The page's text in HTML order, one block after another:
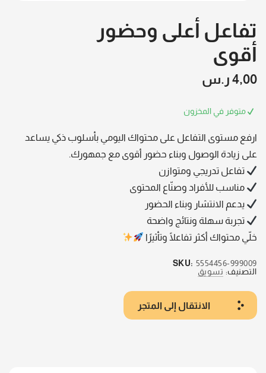
تفاعل أعلى وحضور
أقوى
4,00 ر.س
متوفر في المخزون
ارفع مستوى التفاعل على محتواك اليومي بأسلوب ذكي يساعد
على زيادة الوصول وبناء حضور أقوى مع جمهورك.
تفاعل تدريجي ومتوازن
مناسب للأفراد وصنّاع المحتوى
يدعم الانتشار وبناء الحضور
تجربة سهلة ونتائج واضحة
خلّي محتواك أكثر تفاعلًا وتأثيرًا
SKU: 5554456-999009
التصنيف: تسويق
الانتقال إلى المتجر